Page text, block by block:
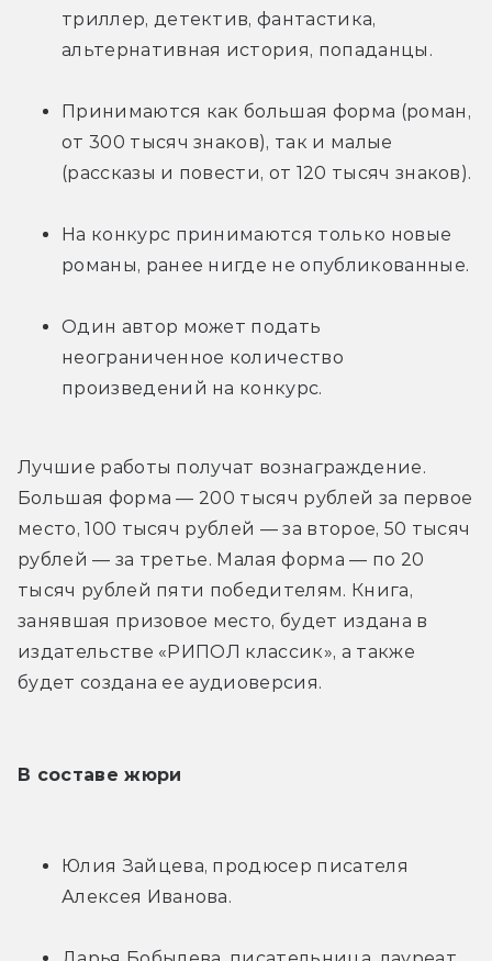
триллер, детектив, фантастика,
альтернативная история, попаданцы.
Принимаются как большая форма (роман,
от 300 тысяч знаков), так и малые
(рассказы и повести, от 120 тысяч знаков).
На конкурс принимаются только новые
романы, ранее нигде не опубликованные.
Один автор может подать
неограниченное количество
произведений на конкурс.
Лучшие работы получат вознаграждение.
Большая форма — 200 тысяч рублей за первое
место, 100 тысяч рублей — за второе, 50 тысяч
рублей — за третье. Малая форма — по 20
тысяч рублей пяти победителям. Книга,
занявшая призовое место, будет издана в
издательстве «РИПОЛ классик», а также
будет создана ее аудиоверсия.
В составе жюри
Юлия Зайцева, продюсер писателя
Алексея Иванова.